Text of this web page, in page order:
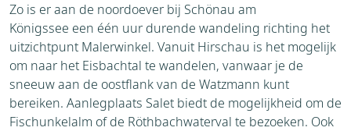
Zo is er aan de noordoever bij Schönau am
Königssee een één uur durende wandeling richting het
uitzichtpunt Malerwinkel. Vanuit Hirschau is het mogelijk
om naar het Eisbachtal te wandelen, vanwaar je de
sneeuw aan de oostflank van de Watzmann kunt
bereiken. Aanlegplaats Salet biedt de mogelijkheid om de
Fischunkelalm of de Röthbachwaterval te bezoeken. Ook